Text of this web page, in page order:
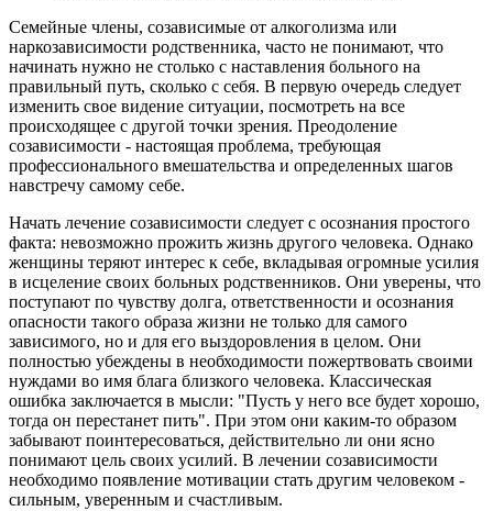
Семейные члены, созависимые от алкоголизма или
наркозависимости родственника, часто не понимают, что
начинать нужно не столько с наставления больного на
правильный путь, сколько с себя. В первую очередь следует
изменить свое видение ситуации, посмотреть на все
происходящее с другой точки зрения. Преодоление
созависимости - настоящая проблема, требующая
профессионального вмешательства и определенных шагов
навстречу самому себе.
Начать лечение созависимости следует с осознания простого
факта: невозможно прожить жизнь другого человека. Однако
женщины теряют интерес к себе, вкладывая огромные усилия
в исцеление своих больных родственников. Они уверены, что
поступают по чувству долга, ответственности и осознания
опасности такого образа жизни не только для самого
зависимого, но и для его выздоровления в целом. Они
полностью убеждены в необходимости пожертвовать своими
нуждами во имя блага близкого человека. Классическая
ошибка заключается в мысли: "Пусть у него все будет хорошо,
тогда он перестанет пить". При этом они каким-то образом
забывают поинтересоваться, действительно ли они ясно
понимают цель своих усилий. В лечении созависимости
необходимо появление мотивации стать другим человеком -
сильным, уверенным и счастливым.